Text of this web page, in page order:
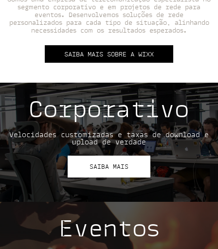
segmento corporativo e em projetos de rede para
eventos. Desenvolvemos soluções de rede
personalizados para cada tipo de situação, alinhando
necessidades com os resultados esperados.
SAIBA MAIS SOBRE A WIXX
Corporativo
Velocidades customizadas e taxas de download e
upload de verdade
SAIBA MAIS
Eventos